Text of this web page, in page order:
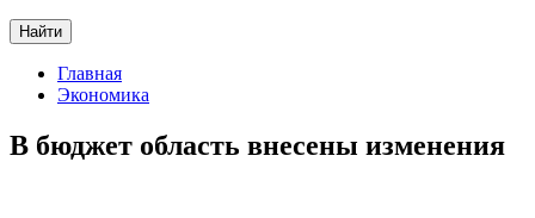
Найти
Главная
Экономика
В бюджет область внесены изменения